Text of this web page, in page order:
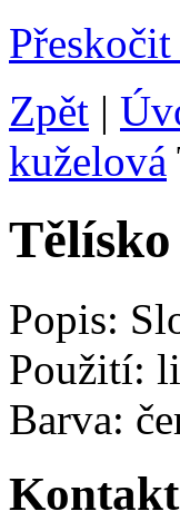
Zpět |
kuželová
Popis:
Použití:
Barva: